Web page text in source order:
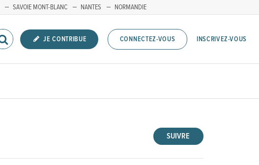
SAVOIE MONT-BLANC NANTES NORMANDIE
JE CONTRIBUE CONNECTEZ-VOUS INSCRIVEZ-VOUS
SUIVRE